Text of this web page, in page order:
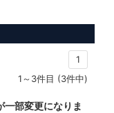
1
1～3件目 (3件中)
部変更になりま